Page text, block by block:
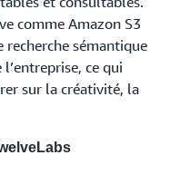
comme Amazon S3
sémantique
ce qui
sur la créativité, la